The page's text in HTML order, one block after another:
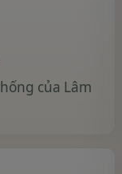
của Lâm